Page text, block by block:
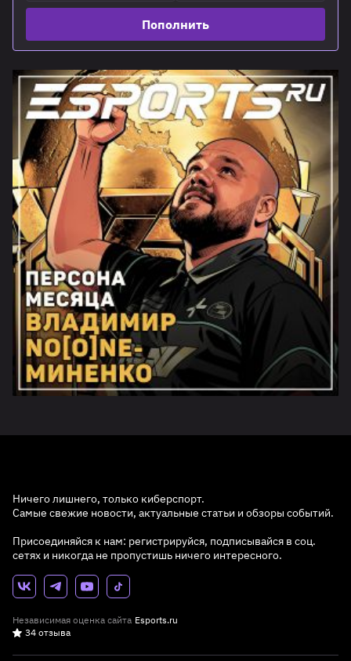
Пополнить
Ничего лишнего, только киберспорт.
Самые свежие новости, актуальные статьи и обзоры событий.
Присоединяйся к нам: регистрируйся, подписывайся в соц.
сетях и никогда не пропустишь ничего интересного.
Независимая оценка сайта Esports.ru
34 отзыва